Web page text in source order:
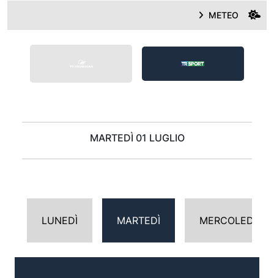
METEO
MARTEDÌ 01 LUGLIO
LUNEDÌ MARTEDÌ MERCOLEDÌ